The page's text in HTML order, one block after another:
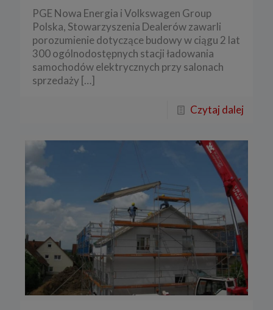
PGE Nowa Energia i Volkswagen Group
Polska, Stowarzyszenia Dealerów zawarli
porozumienie dotyczące budowy w ciągu 2 lat
300 ogólnodostępnych stacji ładowania
samochodów elektrycznych przy salonach
sprzedaży […]
Czytaj dalej